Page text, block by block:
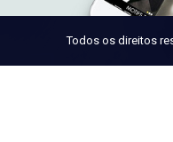
Todos os direitos